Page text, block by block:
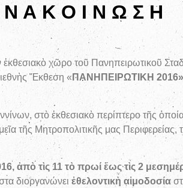
Α Κ Ο Ι Ν Ω Σ Η
χῶρο τοῦ Πανηπειρωτικοῦ
Ἔκθεση « ΠΑΝΗΠΕΙΡΩΤΙΚΗ
στὸ ἐκθεσιακὸ περίπτερο τῆς
τῆς Μητροπολιτικῆς μας Περιφερείας,
ἀπὸ τὶς 11 τὸ πρωί ἕως τὶς 2
διοργανώνειἐθελοντικὴ αἱμοδοσία